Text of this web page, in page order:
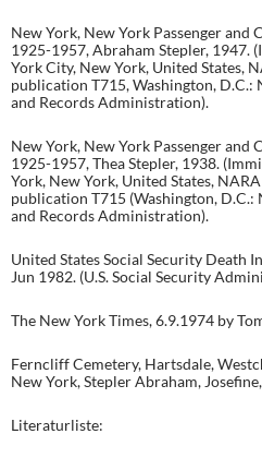
New York, New York Passenger and
1925-1957, Abraham Stepler, 1947.
York City, New York, United States,
publication T715, Washington, D.C.:
and Records Administration).
New York, New York Passenger and
1925-1957, Thea Stepler, 1938.
York, New York, United States,
publication T715 (Washington,
and Records Administration).
United States Social Security Death
Jun 1982. (U.S. Social Security
The New York Times, 6.9.1974 by
Ferncliff Cemetery, Hartsdale,
New York, Stepler Abraham,
Literaturliste: